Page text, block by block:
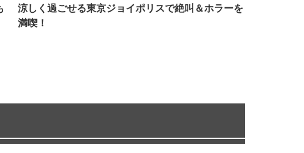
涼しく過ごせる東京ジョイポリスで絶叫＆ホラーを
満喫！